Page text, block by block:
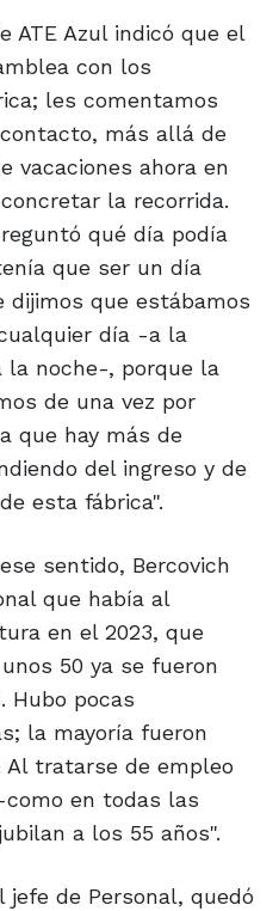
ATE Azul indicó que el
con los
les comentamos
más allá de
vacaciones ahora en
la recorrida.
qué día podía
que ser un día
dijimos que estábamos
día -a la
la noche-, porque la
de una vez por
que hay más de
del ingreso y de
esta fábrica".
sentido, Bercovich
que había al
en el 2023, que
50 ya se fueron
Hubo pocas
la mayoría fueron
Al tratarse de empleo
en todas las
a los 55 años".
jefe de Personal, quedó